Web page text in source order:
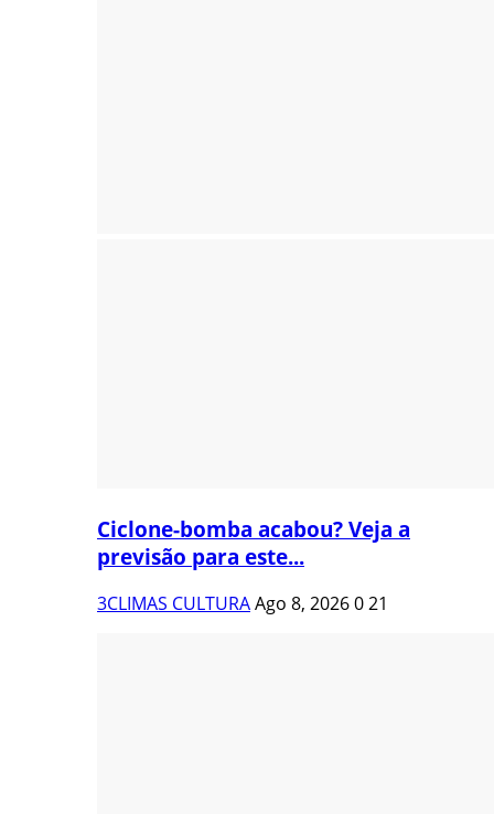
Ciclone-bomba acabou? Veja a
previsão para este...
3CLIMAS CULTURAAgo 8, 2026021